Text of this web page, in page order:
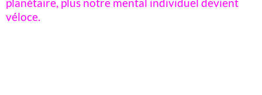
véloce.